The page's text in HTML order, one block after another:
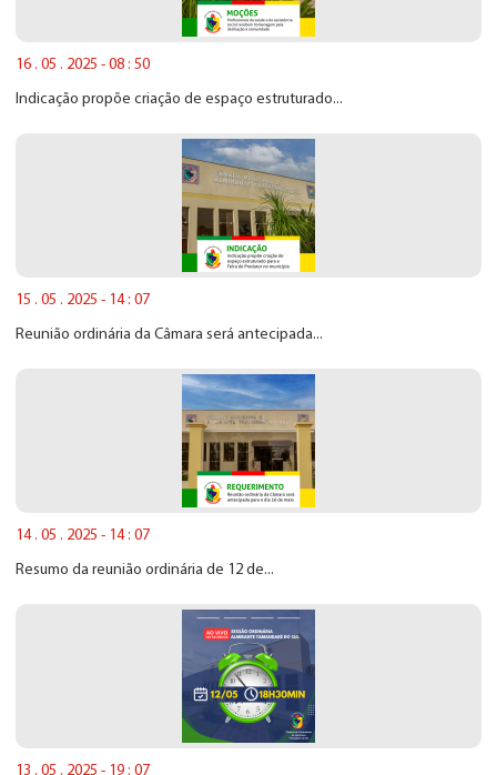
16 . 05 . 2025 - 08 : 50
Indicação propõe criação de espaço estruturado...
15 . 05 . 2025 - 14 : 07
Reunião ordinária da Câmara será antecipada...
14 . 05 . 2025 - 14 : 07
Resumo da reunião ordinária de 12 de...
13 . 05 . 2025 - 19 : 07